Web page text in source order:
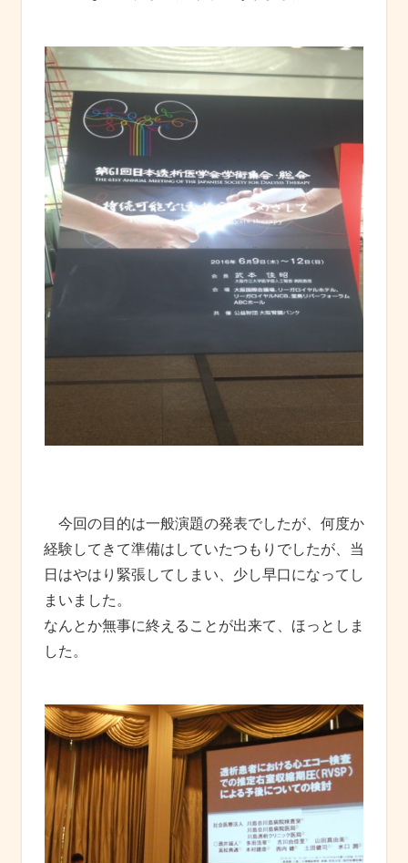
今回の目的は一般演題の発表でしたが、何度か
経験してきて準備はしていたつもりでしたが、当
日はやはり緊張してしまい、少し早口になってし
まいました。
なんとか無事に終えることが出来て、ほっとしま
した。